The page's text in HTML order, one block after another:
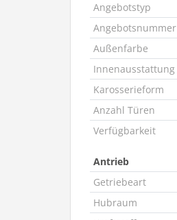
Angebotstyp
Angebotsnummer
Außenfarbe
Innenausstattung
Karosserieform
Anzahl Türen
Verfügbarkeit
Antrieb
Getriebeart
Hubraum